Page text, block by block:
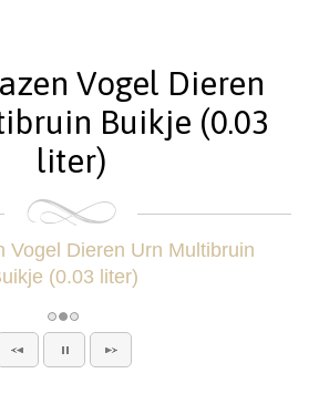
Vogel Dieren
Buikje (0.03
liter)